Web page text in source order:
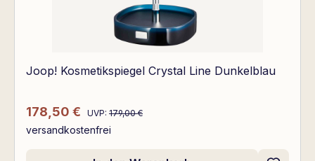
Joop! Kosmetikspiegel Crystal Line Dunkelblau
Verkaufspreis:
178,50 € Regulärer Preis:
UVP: 179,00 €
versandkostenfrei